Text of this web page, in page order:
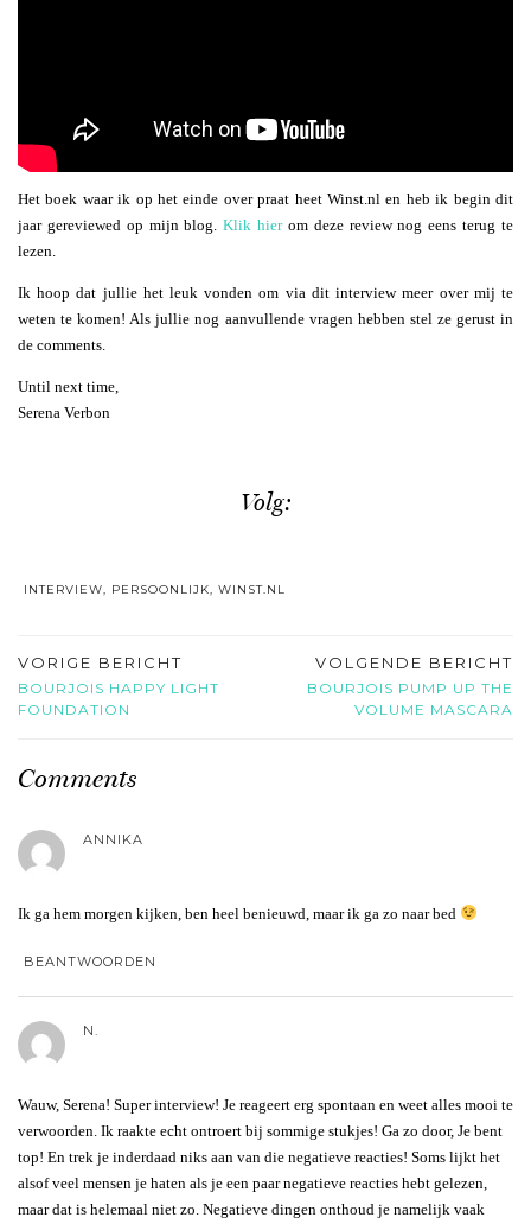
Het boek waar ik op het einde over praat heet Winst.nl en heb ik begin dit
jaar gereviewed op mijn blog.Klik hierom deze review nog eens terug te
lezen.
Ik hoop dat jullie het leuk vonden om via dit interview meer over mij te
weten te komen! Als jullie nog aanvullende vragen hebben stel ze gerust in
de comments.
Until next time,
Serena Verbon
Volg:
INTERVIEW, PERSOONLIJK, WINST.NL
VORIGE BERICHT
BOURJOIS HAPPY LIGHT
FOUNDATION
VOLGENDE BERICHT
BOURJOIS PUMP UP THE
VOLUME MASCARA
Comments
ANNIKA
Ik ga hem morgen kijken, ben heel benieuwd, maar ik ga zo naar bed
BEANTWOORDEN
N.
Wauw, Serena! Super interview! Je reageert erg spontaan en weet alles mooi te
verwoorden. Ik raakte echt ontroert bij sommige stukjes! Ga zo door, Je bent
top! En trek je inderdaad niks aan van die negatieve reacties! Soms lijkt het
alsof veel mensen je haten als je een paar negatieve reacties hebt gelezen,
maar dat is helemaal niet zo. Negatieve dingen onthoud je namelijk vaak